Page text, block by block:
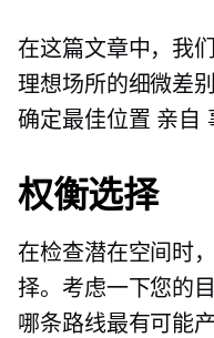
在这篇文章中，我
理想场所的细微差别
确定最佳位置 亲自
权衡选择
在检查潜在空间时
择。考虑一下您的
哪条路线最有可能